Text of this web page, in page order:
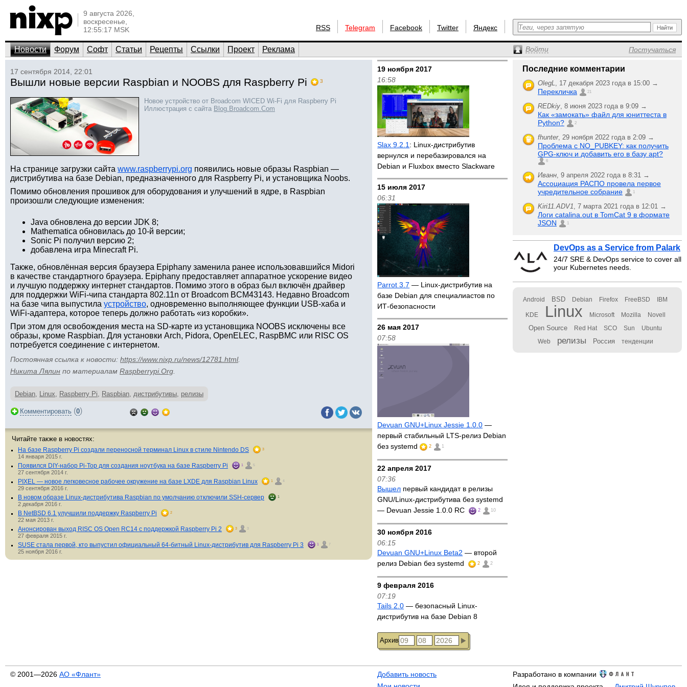
9 августа 2026,
воскресенье,
12:55:17 MSK
RSS Telegram Facebook Twitter Яндекс
Новости Форум Софт Статьи Рецепты Ссылки Проект Реклама Войти Постучаться
17 сентября 2014, 22:01
Вышли новые версии Raspbian и NOOBS для Raspberry Pi 3
Новое устройство от Broadcom WICED Wi-Fi для Raspberry Pi
Иллюстрация с сайта Blog.Broadcom.Com
На странице загрузки сайта www.raspberrypi.org появились новые образы Raspbian —
дистрибутива на базе Debian, предназначенного для Raspberry Pi, и установщика Noobs.
Помимо обновления прошивок для оборудования и улучшений в ядре, в Raspbian
произошли следующие изменения:
Java обновлена до версии JDK 8;
Mathematica обновилась до 10-й версии;
Sonic Pi получил версию 2;
добавлена игра Minecraft Pi.
Также, обновлённая версия браузера Epiphany заменила ранее использовавшийся Midori
в качестве стандартного браузера. Epiphany предоставляет аппаратное ускорение видео
и лучшую поддержку интернет стандартов. Помимо этого в образ был включён драйвер
для поддержки WiFi-чипа стандарта 802.11n от Broadcom BCM43143. Недавно Broadcom
на базе чипа выпустила устройство, одновременно выполняющее функции USB-хаба и
WiFi-адаптера, которое теперь должно работать «из коробки».
При этом для освобождения места на SD-карте из установщика NOOBS исключены все
образы, кроме Raspbian. Для установки Arch, Pidora, OpenELEC, RaspBMC или RISC OS
потребуется соединение с интернетом.
Постоянная ссылка к новости: https://www.nixp.ru/news/12781.html.
Никита Лялин по материалам Raspberrypi.Org
Debian, Linux, Raspberry Pi, Raspbian, дистрибутивы, релизы
Комментировать (0)
Читайте также в новостях:
На базе Raspberry Pi создали переносной терминал Linux в стиле Nintendo DS 3
14 января 2015 г.
Появился DIY-набор Pi-Top для создания ноутбука на базе Raspberry Pi 1 5
27 сентября 2014 г.
PIXEL — новое легковесное рабочее окружение на базе LXDE для Raspbian Linux 1 4
29 сентября 2016 г.
В новом образе Linux-дистрибутива Raspbian по умолчанию отключили SSH-сервер 1
2 декабря 2016 г.
В NetBSD 6.1 улучшили поддержку Raspberry Pi 2
22 мая 2013 г.
Анонсирован выход RISC OS Open RC14 с поддержкой Raspberry Pi 2 3 3
27 февраля 2015 г.
SUSE стала первой, кто выпустил официальный 64-битный Linux-дистрибутив для Raspberry Pi 3 1 7
25 ноября 2016 г.
19 ноября 2017
16:58
Slax 9.2.1 : Linux-дистрибутив
вернулся и перебазировался на
Debian и Fluxbox вместо Slackware
15 июля 2017
06:31
Parrot 3.7 — Linux-дистрибутив на
базе Debian для специалиастов по
ИТ-безопасности
26 мая 2017
07:58
Devuan GNU+Linux Jessie 1.0.0 —
первый стабильный LTS-релиз Debian
без systemd
2 1
22 апреля 2017
07:36
Вышел первый кандидат в релизы
GNU/Linux-дистрибутива без systemd
— Devuan Jessie 1.0.0 RC
2 10
30 ноября 2016
06:15
Devuan GNU+Linux Beta2 — второй
релиз Debian без systemd
2 2
9 февраля 2016
07:19
Tails 2.0 — безопасный Linux-
дистрибутив на базе Debian 8
Архив
Последние комментарии
OlegL, 17 декабря 2023 года в 15:00 →
Перекличка 21
REDkiy, 8 июня 2023 года в 9:09 →
Как «замокать» файл для юниттеста в
Python?
2
fhunter, 29 ноября 2022 года в 2:09 →
Проблема с NO_PUBKEY: как получить
GPG-ключ и добавить его в базу apt?
6
Иванн, 9 апреля 2022 года в 8:31 →
Ассоциация РАСПО провела первое
учредительное собрание
1
Kiri11.ADV1, 7 марта 2021 года в 12:01 →
Логи catalina.out в TomCat 9 в формате
JSON
1
DevOps as a Service from Palark
24/7 SRE & DevOps service to cover all
your Kubernetes needs.
Android BSD Debian Firefox FreeBSD IBM
KDE Linux Microsoft Mozilla Novell
Open Source Red Hat SCO Sun Ubuntu
Web релизы Россия тенденции
© 2001—2026 АО «Флант»
Добавить новость
Разработано в компании